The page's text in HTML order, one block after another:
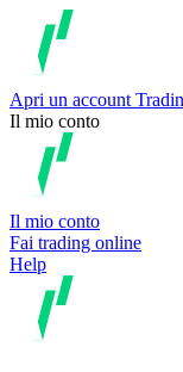
Apri un account
Il mio conto
Il mio conto
Fai trading online
Help